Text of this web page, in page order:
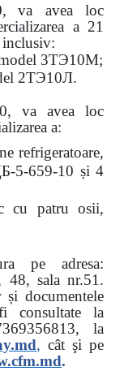
va avea loc
a 21
3ТЭ10М;
2ТЭ10Л.
va avea loc
a:
refrigeratoare,
5-659-10 și 4
patru osii,
pe adresa:
48, sala nr.51.
documentele
consultate la
la
, cât şi pe
cfm.md.